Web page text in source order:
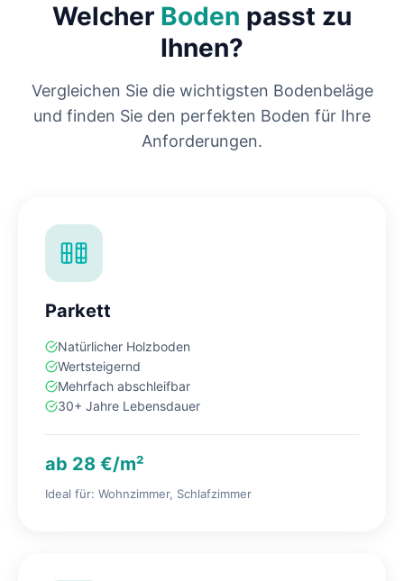
Welcher Boden passt zu
Ihnen?
Vergleichen Sie die wichtigsten Bodenbeläge
und finden Sie den perfekten Boden für Ihre
Anforderungen.
Parkett
Natürlicher Holzboden
Wertsteigernd
Mehrfach abschleifbar
30+ Jahre Lebensdauer
ab 28 €/m²
Ideal für: Wohnzimmer, Schlafzimmer